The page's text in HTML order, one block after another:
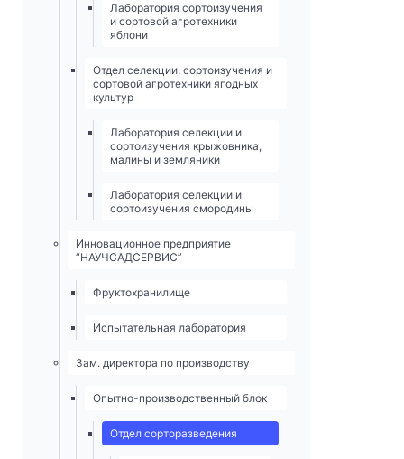
Лаборатория сортоизучения
и сортовой агротехники
яблони
Отдел селекции, сортоизучения и
сортовой агротехники ягодных
культур
Лаборатория селекции и
сортоизучения крыжовника,
малины и земляники
Лаборатория селекции и
сортоизучения смородины
Инновационное предприятие
“НАУЧСАДСЕРВИС”
Фруктохранилище
Испытательная лаборатория
Зам. директора по производству
Опытно-­производственный блок
Отдел сорторазведения